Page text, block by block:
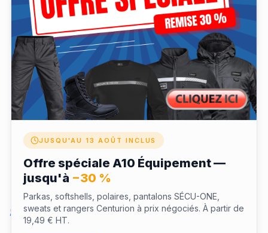
✓ Coffret expédié à votre domicile après validation
✓ Validité 12 mois pour profiter de votre expérience
✓ Échangeable depuis votre espace fidélité LaTenue
Questions sur ce coffret
JUSQU'AU 13 AOÛT INCLUS
Offre spéciale A10 Équipement —
jusqu'à −30 %
Parkas, softshells, polaires, pantalons SÉCU-ONE,
sweats et rangers Centurion à prix négociés. À partir de
19,49 € HT.